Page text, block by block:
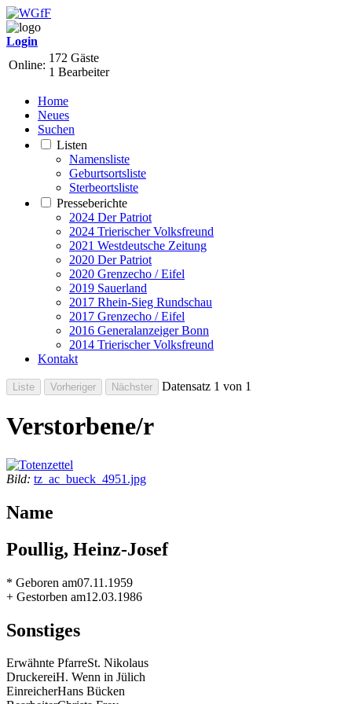
Login
Online:
172 Gäste
1 Bearbeiter
Home
Neues
Suchen
Listen
Namensliste
Geburtsortsliste
Sterbeortsliste
Presseberichte
2024 Der Patriot
2024 Trierischer Volksfreund
2021 Westdeutsche Zeitung
2020 Der Patriot
2020 Grenzecho / Eifel
2019 Sauerland
2017 Rhein-Sieg Rundschau
2017 Grenzecho / Eifel
2016 Generalanzeiger Bonn
2014 Trierischer Volksfreund
Kontakt
Datensatz 1 von 1
Verstorbene/r
Bild: tz_ac_bueck_4951.jpg
Name
Poullig, Heinz-Josef
* Geboren am07.11.1959
+ Gestorben am12.03.1986
Sonstiges
Erwähnte PfarreSt. Nikolaus
DruckereiH. Wenn in Jülich
EinreicherHans Bücken